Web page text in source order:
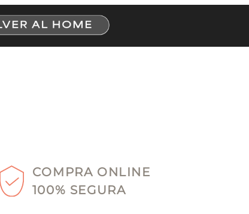
COMPRA ONLINE
100% SEGURA